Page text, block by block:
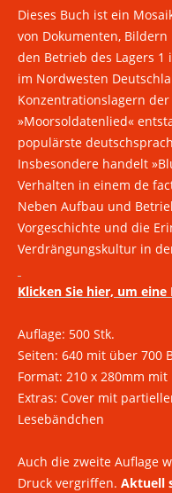
Dieses Buch ist ein
von Dokumenten,
den Betrieb des Lagers
im Nordwesten
Konzentrationslagern
»Moorsoldatenlied«
populärste
Insbesondere handelt
Verhalten in einem de
Neben Aufbau und
Vorgeschichte und die
Verdrängungskultur in
Klicken Sie hier, um eine
Auflage: 500 Stk.
Seiten: 640 mit über 700
Format: 210 x 280mm mit
Extras: Cover mit
Lesebändchen
Auch die zweite Auflage
Druck vergriffen. Aktuell